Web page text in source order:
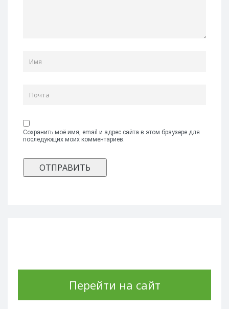
Сохранить моё имя, email и адрес сайта в этом браузере для
последующих моих комментариев.
Перейти на сайт